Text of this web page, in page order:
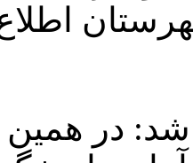
در همین